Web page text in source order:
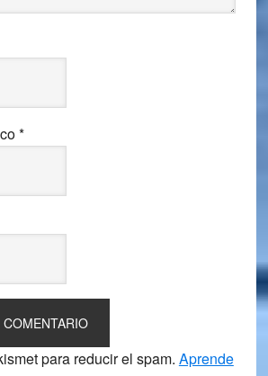
*
para reducir el spam. Aprende